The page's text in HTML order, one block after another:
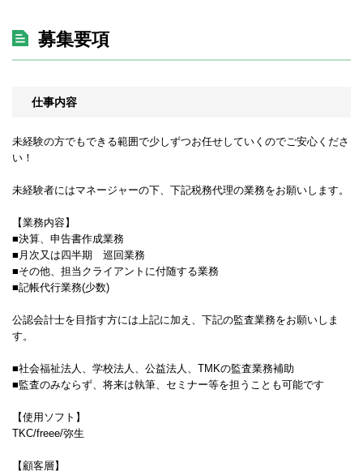
募集要項
仕事内容
未経験の方でもできる範囲で少しずつお任せしていくのでご安心くださ
い！
未経験者にはマネージャーの下、下記税務代理の業務をお願いします。
【業務内容】
■決算、申告書作成業務
■月次又は四半期 巡回業務
■その他、担当クライアントに付随する業務
■記帳代行業務(少数)
公認会計士を目指す方には上記に加え、下記の監査業務をお願いしま
す。
■社会福祉法人、学校法人、公益法人、TMKの監査業務補助
■監査のみならず、将来は執筆、セミナー等を担うことも可能です
【使用ソフト】
TKC/freee/弥生
【顧客層】